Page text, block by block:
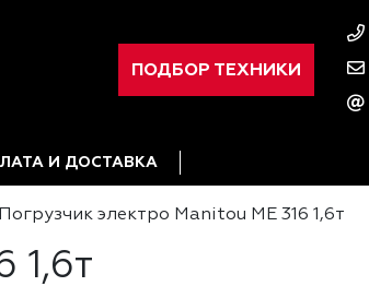
ПОДБОР ТЕХНИКИ
И ДОСТАВКА
Погрузчик электро Manitou ME 316 1,6т
1,6т